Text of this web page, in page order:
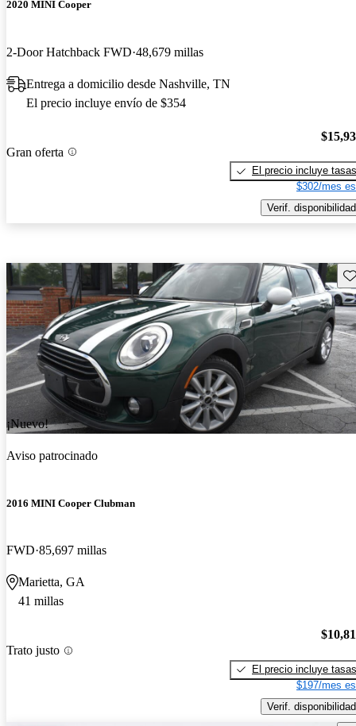
2020 MINI Cooper
2-Door Hatchback FWD 48,679 millas
Entrega a domicilio desde Nashville, TN
El precio incluye envío de $354
Gran oferta
El precio incluye tasas
$302/mes
Verif. disponibilidad
¡Nuevo!
Aviso patrocinado
2016 MINI Cooper Clubman
FWD 85,697 millas
Marietta, GA
41 millas
Trato justo
El precio incluye tasas
$197/mes
Verif. disponibilidad